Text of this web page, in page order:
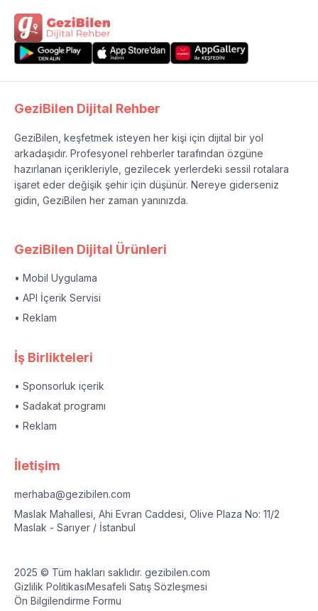
GeziBilen Dijital Rehber
GeziBilen, keşfetmek isteyen her kişi için dijital bir yol
arkadaşıdır. Profesyonel rehberler tarafından özgüne
hazırlanan içerikleriyle, gezilecek yerlerdeki sessil rotalara
işaret eder değişik şehir için düşünür. Nereye giderseniz
gidin, GeziBilen her zaman yanınızda.
GeziBilen Dijital Ürünleri
• Mobil Uygulama
• API İçerik Servisi
• Reklam
İş Birlikteleri
• Sponsorluk içerik
• Sadakat programı
• Reklam
İletişim
merhaba@gezibilen.com
Maslak Mahallesi, Ahi Evran Caddesi, Olive Plaza No: 11/2
Maslak - Sarıyer / İstanbul
2025 © Tüm hakları saklıdır. gezibilen.com
Gizlilik PolitikasıMesafeli Satış Sözleşmesi
Ön Bilgilendirme Formu